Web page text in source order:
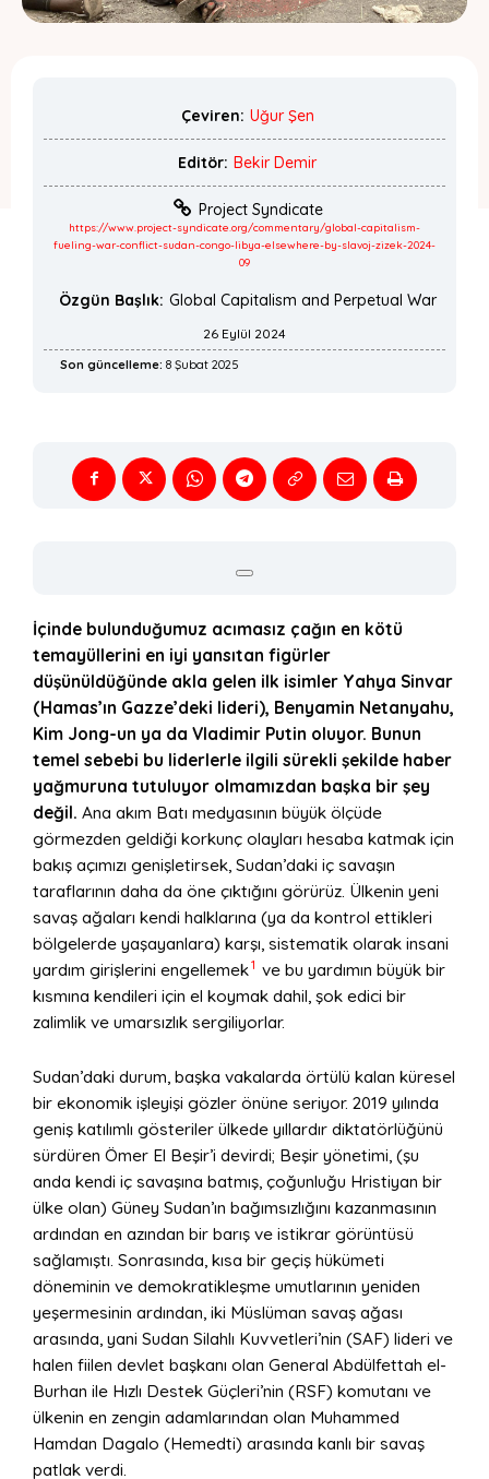
Çeviren: Uğur Şen
Editör: Bekir Demir
Project Syndicate
https://www.project-syndicate.org/commentary/global-capitalism-
fueling-war-conflict-sudan-congo-libya-elsewhere-by-slavoj-zizek-2024-
09
Özgün Başlık: Global Capitalism and Perpetual War
26 Eylül 2024
Son güncelleme: 8 Şubat 2025
İçinde bulunduğumuz acımasız çağın en kötü
temayüllerini en iyi yansıtan figürler
düşünüldüğünde akla gelen ilk isimler Yahya Sinvar
(Hamas’ın Gazze’deki lideri), Benyamin Netanyahu,
Kim Jong-un ya da Vladimir Putin oluyor. Bunun
temel sebebi bu liderlerle ilgili sürekli şekilde haber
yağmuruna tutuluyor olmamızdan başka bir şey
değil. Ana akım Batı medyasının büyük ölçüde
görmezden geldiği korkunç olayları hesaba katmak için
bakış açımızı genişletirsek, Sudan’daki iç savaşın
taraflarının daha da öne çıktığını görürüz. Ülkenin yeni
savaş ağaları kendi halklarına (ya da kontrol ettikleri
bölgelerde yaşayanlara) karşı, sistematik olarak insani
yardım girişlerini engellemek1 ve bu yardımın büyük bir
kısmına kendileri için el koymak dahil, şok edici bir
zalimlik ve umarsızlık sergiliyorlar.
Sudan’daki durum, başka vakalarda örtülü kalan küresel
bir ekonomik işleyişi gözler önüne seriyor. 2019 yılında
geniş katılımlı gösteriler ülkede yıllardır diktatörlüğünü
sürdüren Ömer El Beşir’i devirdi; Beşir yönetimi, (şu
anda kendi iç savaşına batmış, çoğunluğu Hristiyan bir
ülke olan) Güney Sudan’ın bağımsızlığını kazanmasının
ardından en azından bir barış ve istikrar görüntüsü
sağlamıştı. Sonrasında, kısa bir geçiş hükümeti
döneminin ve demokratikleşme umutlarının yeniden
yeşermesinin ardından, iki Müslüman savaş ağası
arasında, yani Sudan Silahlı Kuvvetleri’nin (SAF) lideri ve
halen fiilen devlet başkanı olan General Abdülfettah el-
Burhan ile Hızlı Destek Güçleri’nin (RSF) komutanı ve
ülkenin en zengin adamlarından olan Muhammed
Hamdan Dagalo (Hemedti) arasında kanlı bir savaş
patlak verdi.